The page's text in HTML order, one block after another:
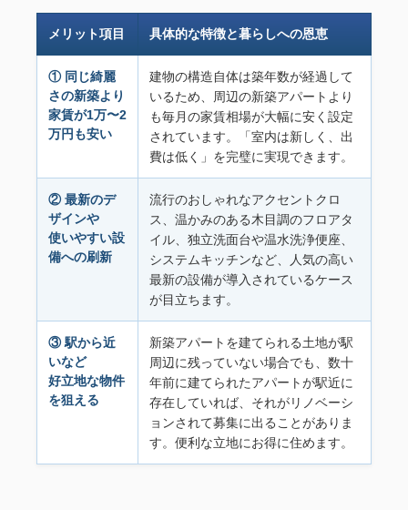
メリット項目 具体的な特徴と暮らしへの恩恵
① 同じ綺麗
さの新築より
家賃が1万〜2
万円も安い
建物の構造自体は築年数が経過して
いるため、周辺の新築アパートより
も毎月の家賃相場が大幅に安く設定
されています。「室内は新しく、出
費は低く」を完璧に実現できます。
② 最新のデ
ザインや
使いやすい設
備への刷新
流行のおしゃれなアクセントクロ
ス、温かみのある木目調のフロアタ
イル、独立洗面台や温水洗浄便座、
システムキッチンなど、人気の高い
最新の設備が導入されているケース
が目立ちます。
③ 駅から近
いなど
好立地な物件
を狙える
新築アパートを建てられる土地が駅
周辺に残っていない場合でも、数十
年前に建てられたアパートが駅近に
存在していれば、それがリノベーシ
ョンされて募集に出ることがありま
す。便利な立地にお得に住めます。